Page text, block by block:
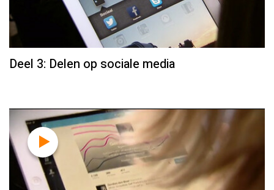
Deel 3: Delen op sociale media